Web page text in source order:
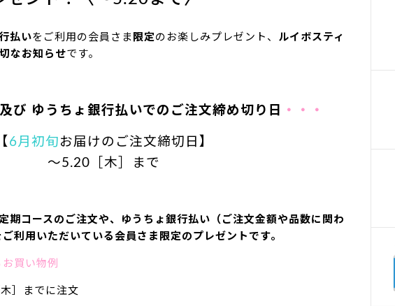
払いをご利用の会員さま 限定 のお楽しみプレゼント、
ルイボスティ
なお知らせです。
び ゆうちょ銀行払いでのご注文締め切り日 ・・・
【 6月初旬 お届けのご注文締切日】
～5.20［木］まで
期コースのご注文や、ゆうちょ銀行払い（ご注文金額や品数に関わ
利用いただいている会員さま限定のプレゼントです。
買い物例
］までに注文